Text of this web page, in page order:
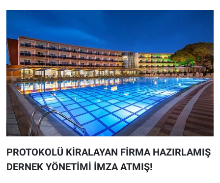
PROTOKOLÜ KİRALAYAN FİRMA HAZIRLAMIŞ
DERNEK YÖNETİMİ İMZA ATMIŞ!